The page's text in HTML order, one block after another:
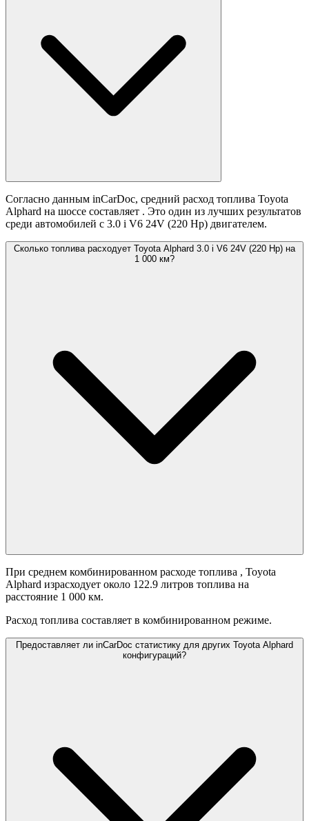
Согласно данным inCarDoc, средний расход топлива Toyota
Alphard на шоссе составляет . Это один из лучших результатов
среди автомобилей с 3.0 i V6 24V (220 Hp) двигателем.
Сколько топлива расходует Toyota Alphard 3.0 i V6 24V (220 Hp) на
1 000 км?
При среднем комбинированном расходе топлива , Toyota
Alphard израсходует около 122.9 литров топлива на
расстояние 1 000 км.
Расход топлива составляет в комбинированном режиме.
Предоставляет ли inCarDoc статистику для других Toyota Alphard
конфигураций?